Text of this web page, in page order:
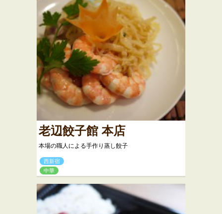
老辺餃子館 本店
本場の職人による手作り蒸し餃子
西新宿
中華